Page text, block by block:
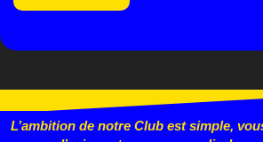
L’ambition de notre Club est simple,